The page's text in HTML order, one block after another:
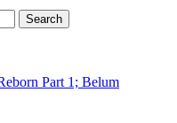
Part 1; Belum